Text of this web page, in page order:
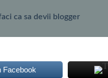
ca sa devii blogger
Facebook